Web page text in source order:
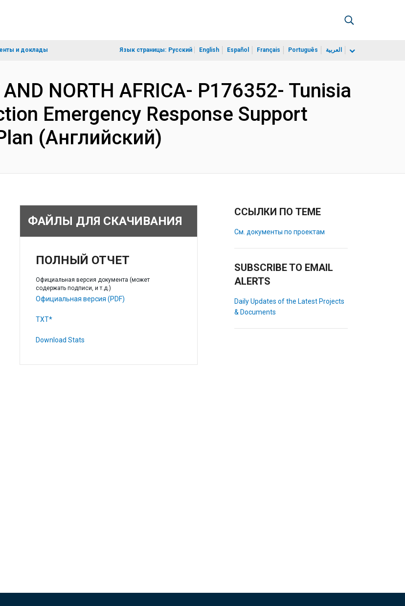
и доклады Язык страницы: Русский English Español Français Português العربية
NORTH AFRICA- P176352- Tunisia
Emergency Response Support
(Английский)
ФАЙЛЫ ДЛЯ СКАЧИВАНИЯ
ПОЛНЫЙ ОТЧЕТ
Официальная версия документа (может
содержать подписи, и т.д.)
Официальная версия (PDF)
TXT*
Download Stats
ССЫЛКИ ПО ТЕМЕ
См. документы по проектам
SUBSCRIBE TO EMAIL
ALERTS
Daily Updates of the Latest Projects
& Documents